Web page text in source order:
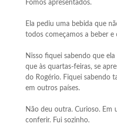
Fomos apresentados.
Ela pediu uma bebida que
todos começamos a beber e
Nisso fiquei sabendo que
que às quartas-feiras, se
do Rogério. Fiquei sabendo
em outros países.
Não deu outra. Curioso. Em
conferir. Fui sozinho.